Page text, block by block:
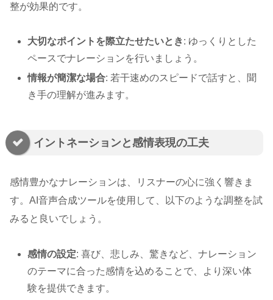
整が効果的です。
大切なポイントを際立たせたいとき: ゆっくりとした
ペースでナレーションを行いましょう。
情報が簡潔な場合: 若干速めのスピードで話すと、聞
き手の理解が進みます。
イントネーションと感情表現の工夫
感情豊かなナレーションは、リスナーの心に強く響きま
す。AI音声合成ツールを使用して、以下のような調整を試
みると良いでしょう。
感情の設定: 喜び、悲しみ、驚きなど、ナレーション
のテーマに合った感情を込めることで、より深い体
験を提供できます。